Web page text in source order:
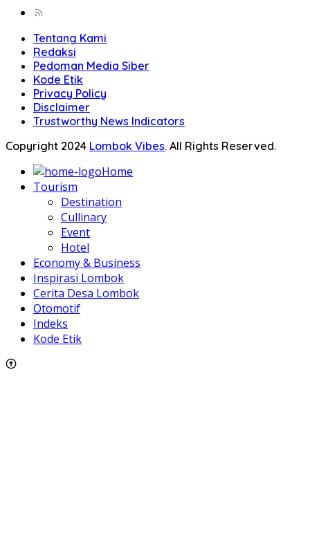
Tentang Kami
Redaksi
Pedoman Media Siber
Kode Etik
Privacy Policy
Disclaimer
Trustworthy News Indicators
Copyright 2024 Lombok Vibes. All Rights Reserved.
Home
Tourism
Destination
Cullinary
Event
Hotel
Economy & Business
Inspirasi Lombok
Cerita Desa Lombok
Otomotif
Indeks
Kode Etik